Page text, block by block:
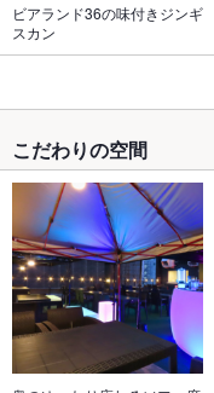
ビアランド36の味付きジンギ
スカン
こだわりの空間